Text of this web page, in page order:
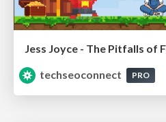
Jess Joyce - The Pitfalls of
techseoconnect
PRO